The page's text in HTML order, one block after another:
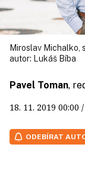
Miroslav
autor:
Lukáš Bíba
Pavel Toman,
18. 11. 2019 00:00
ODEBÍRAT